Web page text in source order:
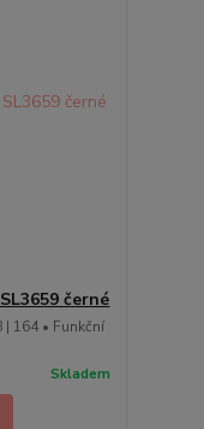
černé
164 • Funkční
Skladem